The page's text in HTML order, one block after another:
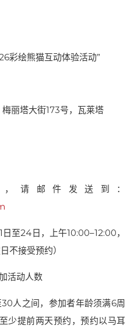
彩绘熊猫互动体验活动”
丽塔大街173号，瓦莱塔
请邮件发送到：
至24日，上午10:00–12:00，
不接受预约）
活动人数
人之间，参加者年龄须满6周
少提前两天预约，预约以马耳